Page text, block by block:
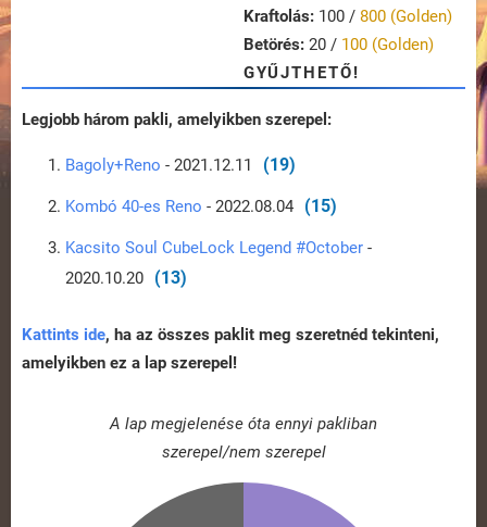
Kraftolás: 100 / 800 (Golden)
Betörés: 20 / 100 (Golden)
GYŰJTHETŐ!
Legjobb három pakli, amelyikben szerepel:
Bagoly+Reno - 2021.12.11 (19)
Kombó 40-es Reno - 2022.08.04 (15)
Kacsito Soul CubeLock Legend #October -
2020.10.20
(13)
Kattints ide, ha az összes paklit meg szeretnéd tekinteni,
amelyikben ez a lap szerepel!
A lap megjelenése óta ennyi pakliban
szerepel/nem szerepel